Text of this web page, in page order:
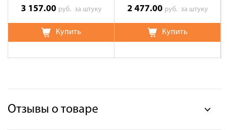
3 157.00 руб. за штуку
Купить
2 477.00 руб. за штуку
Купить
Отзывы о товаре